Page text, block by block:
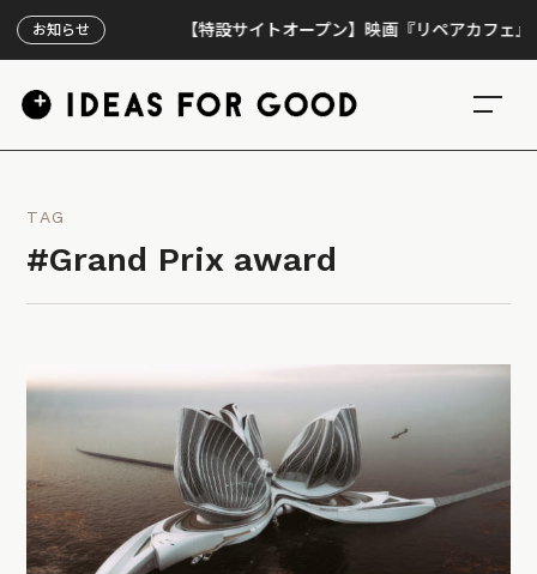
お知らせ 【特設サイトオープン】映画『リペアカフェ』、上
TAG
#Grand Prix award